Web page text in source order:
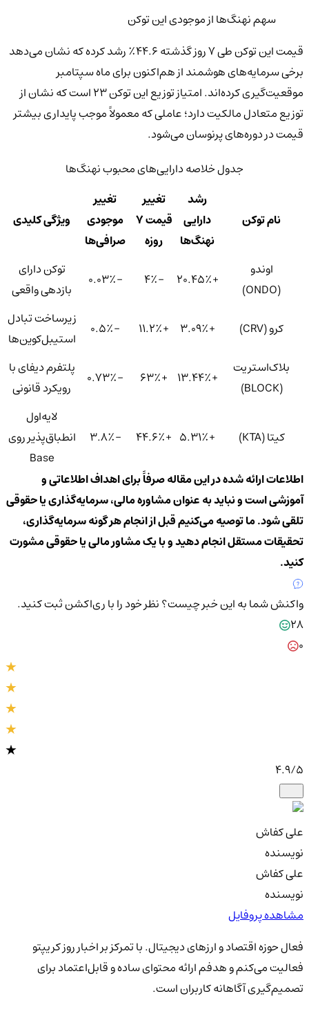
سهم نهنگ‌ها از موجودی این توکن
قیمت این توکن طی ۷ روز گذشته ۴۴.۶٪ رشد کرده که نشان می‌دهد
برخی سرمایه‌های هوشمند از هم‌اکنون برای ماه سپتامبر
موقعیت‌گیری کرده‌اند. امتیاز توزیع این توکن ۲۳ است که نشان از
توزیع متعادل مالکیت دارد؛ عاملی که معمولاً موجب پایداری بیشتر
قیمت در دوره‌های پرنوسان می‌شود.
جدول خلاصه دارایی‌های محبوب نهنگ‌ها
نام توکن
رشد
دارایی
نهنگ‌ها
تغییر
قیمت ۷
روزه
تغییر
موجودی
صرافی‌ها
ویژگی کلیدی
اوندو
+۲۰.۴۵٪ -۴٪ -۰.۰۳٪
توکن دارای
بازدهی واقعی
کرو (CRV)
+۳.۰۹٪
زیرساخت تبادل
استیبل‌کوین‌ها
بلاک‌استریت
+۱۳.۴۴٪
پلتفرم دیفای با
رویکرد قانونی
کیتا (KTA) -۳.۸٪
لایه‌اول
انطباق‌پذیر روی
Base
اطلاعات ارائه شده در این مقاله صرفاً برای اهداف اطلاعاتی و
آموزشی است و نباید به عنوان مشاوره مالی، سرمایه‌گذاری یا حقوقی
تلقی شود. ما توصیه می‌کنیم قبل از انجام هر گونه سرمایه‌گذاری،
تحقیقات مستقل انجام دهید و با یک مشاور مالی یا حقوقی مشورت
کنید.
واکنش شما به این خبر چیست؟نظر خود را با ری‌اکشن ثبت کنید.
28
4.9/5
علی کفاش
نویسنده
علی کفاش
نویسنده
مشاهده پروفایل
فعال حوزه اقتصاد و ارزهای دیجیتال. با تمرکز بر اخبار روز کریپتو
فعالیت می‌کنم و هدفم ارائه محتوای ساده و قابل‌اعتماد برای
تصمیم‌گیری آگاهانه کاربران است.